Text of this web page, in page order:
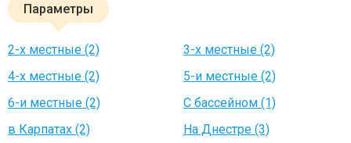
Параметры
2-х местные (2)
3-х местные (2)
4-х местные (2)
5-и местные (2)
6-и местные (2)
С бассейном (1)
в Карпатах (2)
На Днестре (3)